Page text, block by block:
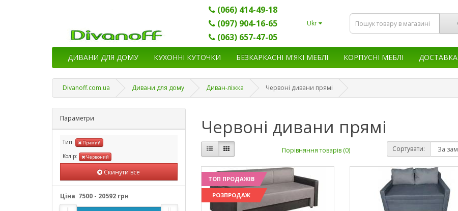
(066) 414-49-18
(097) 904-16-65
(063) 657-47-05
Ukr
ДИВАНИ ДЛЯ ДОМУ КУХОННІ КУТОЧКИ БЕЗКАРКАСНІ М'ЯКІ МЕБЛІ КОРПУСНІ МЕБЛІ ДОСТАВКА
Divanoff.com.ua Дивани для дому Диван-ліжка Червоні дивани прямі
Параметри
Тип: Прямий
Колір: Червоний
Скинути все
Ціна 7500 - 20592 грн
Червоні дивани прямі
Порівняння товарів (0) Сортувати:
ТОП ПРОДАЖІВ
РОЗПРОДАЖ